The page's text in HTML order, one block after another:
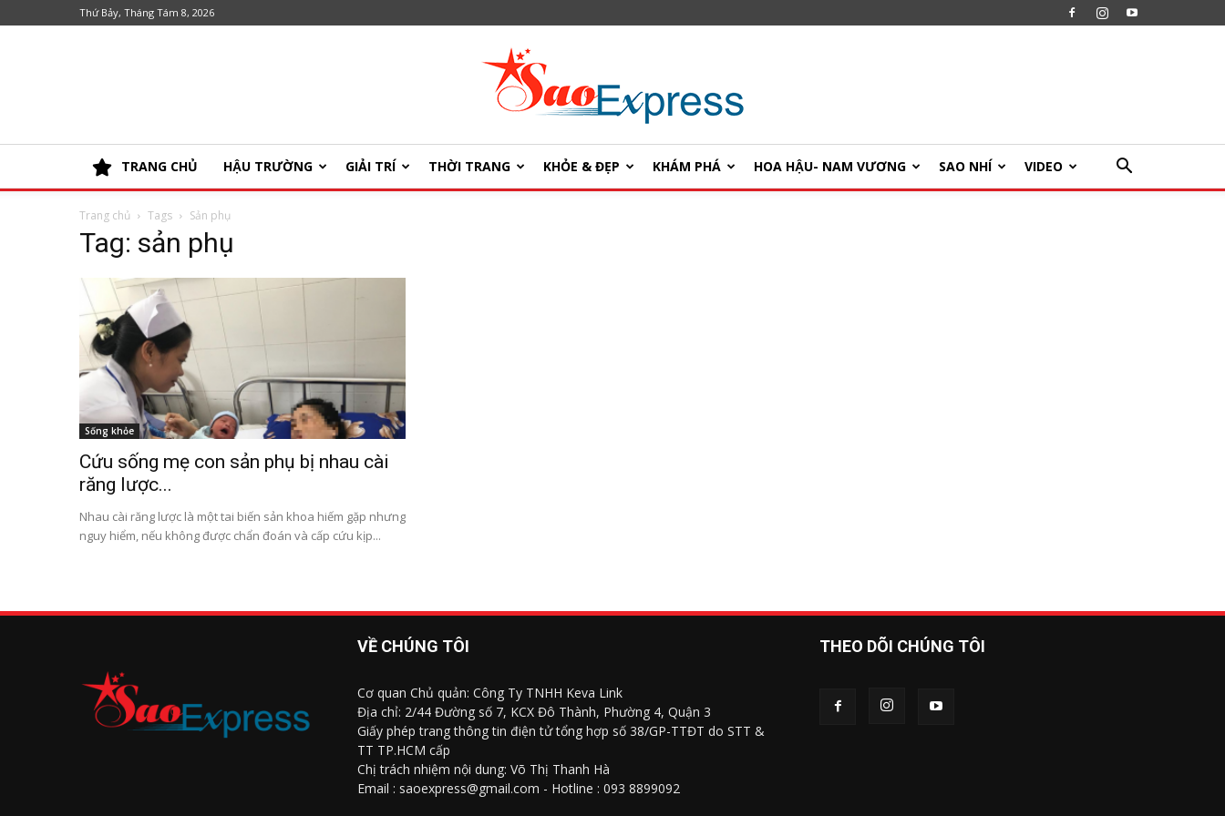
Thứ Bảy, Tháng Tám 8, 2026
SaoExpress
TRANG CHỦ HẬU TRƯỜNG GIẢI TRÍ THỜI TRANG KHỎE & ĐẸP KHÁM PHÁ HOA HẬU- NAM VƯƠNG SAO NHÍ VIDEO
Trang chủ Tags Sản phụ
Tag: sản phụ
Sống khỏe
Cứu sống mẹ con sản phụ bị nhau cài
răng lược...
Nhau cài răng lược là một tai biến sản khoa hiếm gặp nhưng
nguy hiểm, nếu không được chẩn đoán và cấp cứu kịp...
VỀ CHÚNG TÔI
Cơ quan Chủ quản: Công Ty TNHH Keva Link
Địa chỉ: 2/44 Đường số 7, KCX Đô Thành, Phường 4, Quận 3
Giấy phép trang thông tin điện tử tổng hợp số 38/GP-TTĐT do STT &
TT TP.HCM cấp
Chị trách nhiệm nội dung: Võ Thị Thanh Hà
Email : saoexpress@gmail.com - Hotline : 093 8899092
THEO DÕI CHÚNG TÔI